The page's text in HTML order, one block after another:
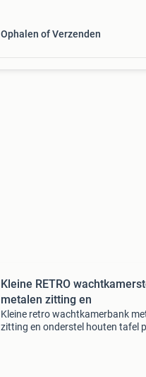
Ophalen of Verzenden
Kleine RETRO
metalen zitting en
Kleine retro wachtkamerbank
zitting en onderstel houten tafel